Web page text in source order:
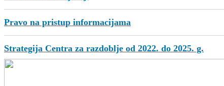
Pravo na pristup informacijama
Strategija Centra za razdoblje od 2022. do 2025. g.